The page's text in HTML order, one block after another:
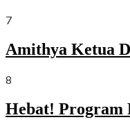
7
Amithya Ketua
8
Hebat! Program